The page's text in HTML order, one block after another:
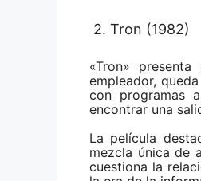
2. Tron (1982)
«Tron»
empleador,
con programas
encontrar una
La película
mezcla única de
cuestiona la